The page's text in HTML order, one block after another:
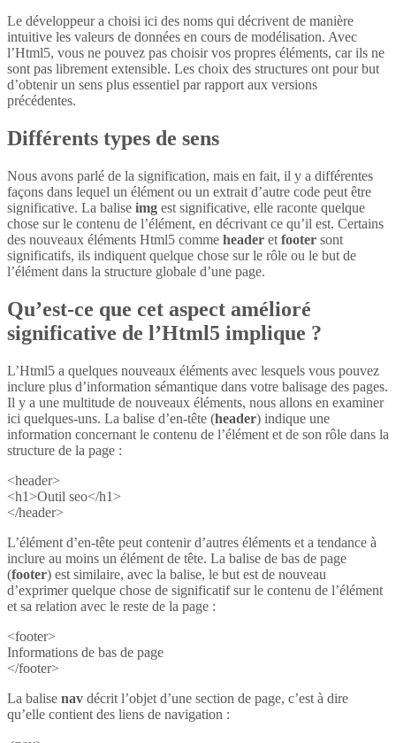
Le développeur a choisi ici des noms qui décrivent de manière
intuitive les valeurs de données en cours de modélisation. Avec
l’Html5, vous ne pouvez pas choisir vos propres éléments, car ils ne
sont pas librement extensible. Les choix des structures ont pour but
d’obtenir un sens plus essentiel par rapport aux versions
précédentes.
Différents types de sens
Nous avons parlé de la signification, mais en fait, il y a différentes
façons dans lequel un élément ou un extrait d’autre code peut être
significative. La balise img est significative, elle raconte quelque
chose sur le contenu de l’élément, en décrivant ce qu’il est. Certains
des nouveaux éléments Html5 comme header et footer sont
significatifs, ils indiquent quelque chose sur le rôle ou le but de
l’élément dans la structure globale d’une page.
Qu’est-ce que cet aspect amélioré
significative de l’Html5 implique ?
L’Html5 a quelques nouveaux éléments avec lesquels vous pouvez
inclure plus d’information sémantique dans votre balisage des pages.
Il y a une multitude de nouveaux éléments, nous allons en examiner
ici quelques-uns. La balise d’en-tête (header) indique une
information concernant le contenu de l’élément et de son rôle dans la
structure de la page :
<header>
<h1>Outil seo</h1>
</header>
L’élément d’en-tête peut contenir d’autres éléments et a tendance à
inclure au moins un élément de tête. La balise de bas de page
(footer) est similaire, avec la balise, le but est de nouveau
d’exprimer quelque chose de significatif sur le contenu de l’élément
et sa relation avec le reste de la page :
<footer>
Informations de bas de page
</footer>
La balise nav décrit l’objet d’une section de page, c’est à dire
qu’elle contient des liens de navigation :